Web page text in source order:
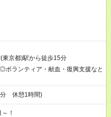
東京都)駅から徒歩15分
ランティア・献血・復興支援など
分 休憩1時間)
！